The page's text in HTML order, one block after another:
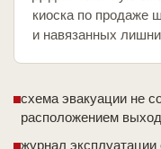
киоска по продаже
и навязанных
схема эвакуации не
расположением
журнал